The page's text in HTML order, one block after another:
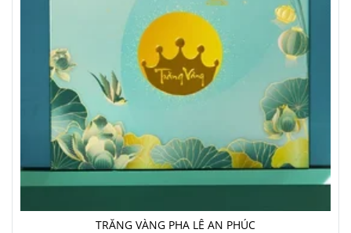
TRĂNG VÀNG PHA LÊ AN PHÚC